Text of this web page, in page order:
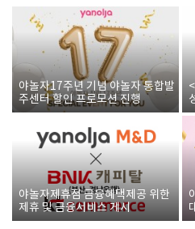
야놀자17주년 기념 야놀자 통합발
주센터 할인 프로모션 진행
야놀자제휴점 금융혜택제공 위한
제휴 및 금융서비스 게시